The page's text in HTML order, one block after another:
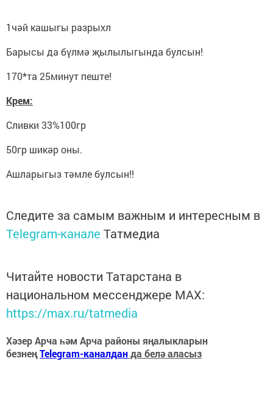
1чәй кашыгы разрыхл
Барысы да бүлмә җылылыгында булсын!
170*та 25минут пеште!
Крем:
Сливки 33%100гр
50гр шикәр оны.
Ашларыгыз тәмле булсын!!
Следите за самым важным и интересным в
Telegram-канале Татмедиа
Читайте новости Татарстана в
национальном мессенджере MАХ:
https://max.ru/tatmedia
Хәзер Арча һәм Арча районы яңалыкларын
безнеңTelegram-каналданда белә аласыз